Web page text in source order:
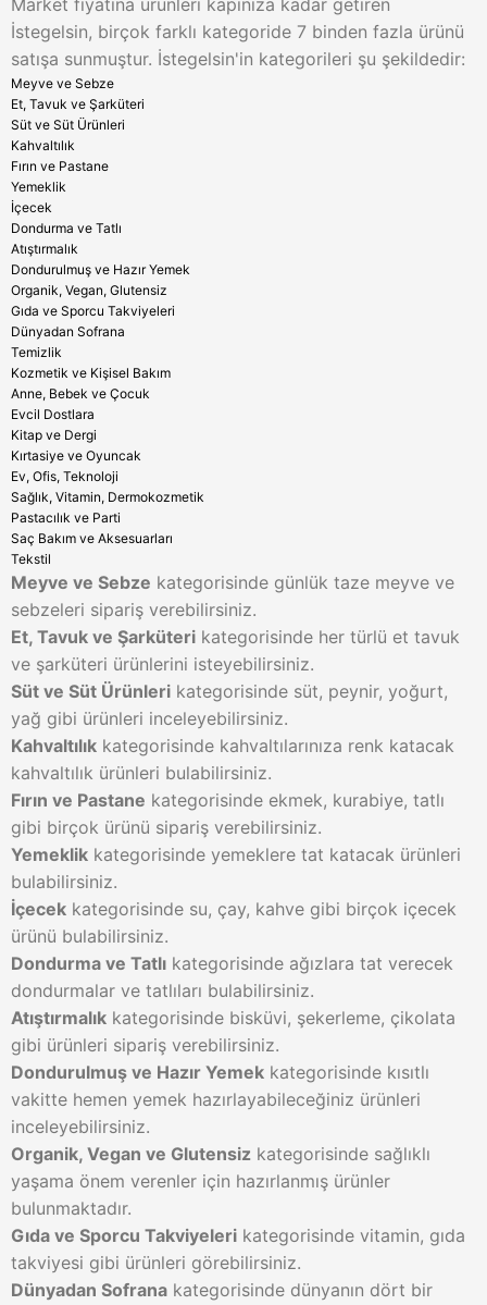
Market fiyatına ürünleri kapınıza kadar getiren
İstegelsin, birçok farklı kategoride 7 binden fazla ürünü
satışa sunmuştur. İstegelsin'in kategorileri şu şekildedir:
Meyve ve Sebze
Et, Tavuk ve Şarküteri
Süt ve Süt Ürünleri
Kahvaltılık
Fırın ve Pastane
Yemeklik
İçecek
Dondurma ve Tatlı
Atıştırmalık
Dondurulmuş ve Hazır Yemek
Organik, Vegan, Glutensiz
Gıda ve Sporcu Takviyeleri
Dünyadan Sofrana
Temizlik
Kozmetik ve Kişisel Bakım
Anne, Bebek ve Çocuk
Evcil Dostlara
Kitap ve Dergi
Kırtasiye ve Oyuncak
Ev, Ofis, Teknoloji
Sağlık, Vitamin, Dermokozmetik
Pastacılık ve Parti
Saç Bakım ve Aksesuarları
Tekstil
Meyve ve Sebze kategorisinde günlük taze meyve ve
sebzeleri sipariş verebilirsiniz.
Et, Tavuk ve Şarküteri kategorisinde her türlü et tavuk
ve şarküteri ürünlerini isteyebilirsiniz.
Süt ve Süt Ürünleri kategorisinde süt, peynir, yoğurt,
yağ gibi ürünleri inceleyebilirsiniz.
Kahvaltılık kategorisinde kahvaltılarınıza renk katacak
kahvaltılık ürünleri bulabilirsiniz.
Fırın ve Pastane kategorisinde ekmek, kurabiye, tatlı
gibi birçok ürünü sipariş verebilirsiniz.
Yemeklik kategorisinde yemeklere tat katacak ürünleri
bulabilirsiniz.
İçecek kategorisinde su, çay, kahve gibi birçok içecek
ürünü bulabilirsiniz.
Dondurma ve Tatlı kategorisinde ağızlara tat verecek
dondurmalar ve tatlıları bulabilirsiniz.
Atıştırmalık kategorisinde bisküvi, şekerleme, çikolata
gibi ürünleri sipariş verebilirsiniz.
Dondurulmuş ve Hazır Yemek kategorisinde kısıtlı
vakitte hemen yemek hazırlayabileceğiniz ürünleri
inceleyebilirsiniz.
Organik, Vegan ve Glutensiz kategorisinde sağlıklı
yaşama önem verenler için hazırlanmış ürünler
bulunmaktadır.
Gıda ve Sporcu Takviyeleri kategorisinde vitamin, gıda
takviyesi gibi ürünleri görebilirsiniz.
Dünyadan Sofrana kategorisinde dünyanın dört bir